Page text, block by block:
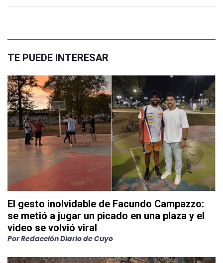
TE PUEDE INTERESAR
El gesto inolvidable de Facundo Campazzo:
se metió a jugar un picado en una plaza y el
video se volvió viral
PorRedacción Diario de Cuyo